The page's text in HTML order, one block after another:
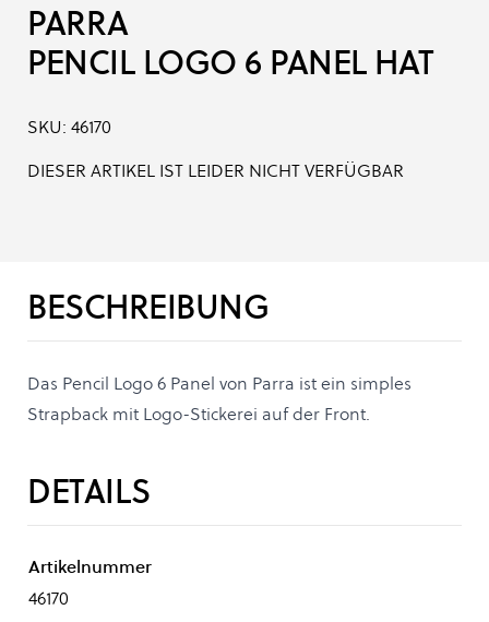
PARRA
PENCIL LOGO 6 PANEL HAT
SKU: 46170
DIESER ARTIKEL IST LEIDER NICHT VERFÜGBAR
BESCHREIBUNG
Das Pencil Logo 6 Panel von Parra ist ein simples
Strapback mit Logo-Stickerei auf der Front.
DETAILS
Artikelnummer
46170